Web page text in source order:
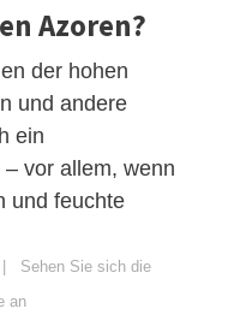
Azoren?
der hohen
und andere
ein
vor allem, wenn
und feuchte
Sehen Sie sich die
an